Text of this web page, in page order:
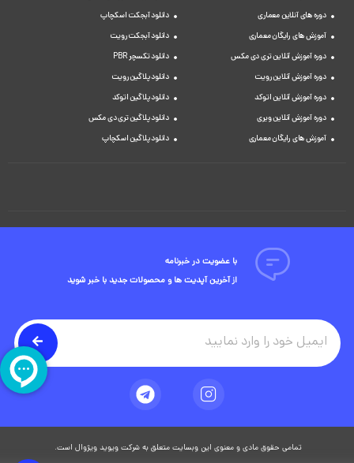
دوره های آنلاین معماری
آموزش های رایگان معماری
دوره آموزش آنلاین تری دی مکس
دوره آموزش آنلاین رویت
دوره آموزش آنلاین اتوکد
دوره آموزش آنلاین ویری
آموزش های رایگان معماری
دانلود آبجکت اسکچاپ
دانلود آبجکت رویت
دانلود تکسچر PBR
دانلود پلاگین رویت
دانلود پلاگین اتوکد
دانلود پلاگین تری دی مکس
دانلود پلاگین اسکچاپ
با عضویت در خبرنامه
از آخرین آپدیت ها و محصولات جدید با خبر شوید
تمامی حقوق مادی و معنوی این وبسایت متعلق به شرکت ویوید ویژوال است.